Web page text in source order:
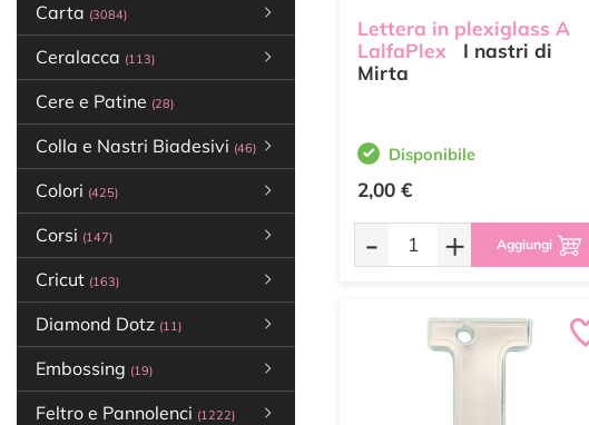
Carta (3084)
Ceralacca (113)
Cere e Patine (28)
Colla e Nastri Biadesivi (46)
Colori (425)
Corsi (147)
Cricut (163)
Diamond Dotz (11)
Embossing (19)
Feltro e Pannolenci (1222)
Lettera in plexiglass A
LalfaPlex
I nastri di
Mirta
Disponibile
2,00 €
- + Aggiungi